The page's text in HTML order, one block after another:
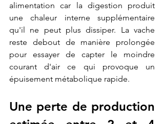
alimentation car la digestion produit
une chaleur interne supplémentaire
qu'il ne peut plus dissiper. La vache
reste debout de manière prolongée
pour essayer de capter le moindre
courant d'air ce qui provoque un
épuisement métabolique rapide.
Une perte de production